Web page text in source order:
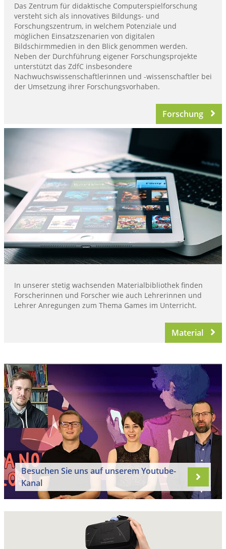
Das Zentrum für didaktische Computerspielforschung
versteht sich als innovatives Bildungs- und
Forschungszentrum, in welchem Potenziale und
möglichen Einsatzszenarien von digitalen
Bildschirmmedien in den Blick genommen werden.
Neben der Durchführung eigener Forschungsprojekte
unterstützt das ZdfC insbesondere
Nachwuchswissenschaftlerinnen und -wissenschaftler bei
der Umsetzung ihrer Forschungsvorhaben.
Forschung
In unserer stetig wachsenden Materialbibliothek finden
Forscherinnen und Forscher wie auch Lehrerinnen und
Lehrer Anregungen zum Thema Games im Unterricht.
Material
Besuchen Sie uns auf unserem Youtube-
Kanal